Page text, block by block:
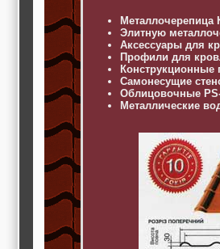
Элитную
Аксессуары для
Профили для
Самонесущие
Облицовочные
Металлические